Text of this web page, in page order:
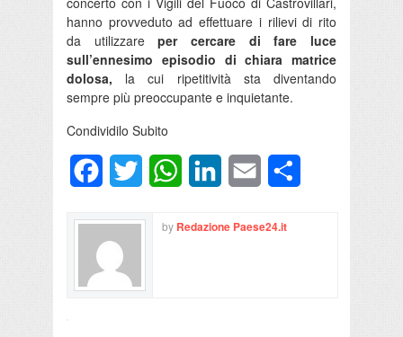
hanno provveduto ad effettuare i rilievi di rito
da utilizzareper cercare di fare luce
sull’ennesimo episodio di chiara matrice
dolosa, la cui ripetitività sta diventando
sempre più preoccupante e inquietante.
Condividilo Subito
FacebookTwitter WhatsAppLinkedInEmail
by Redazione Paese24.it